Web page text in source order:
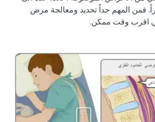
فمن المهم جداً تحديد ومعالجة مرض
في اقرب وقت ممكن.